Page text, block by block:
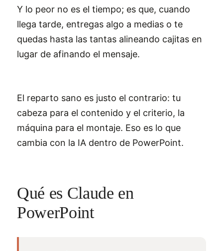
Y lo peor no es el tiempo; es que, cuando
llega tarde, entregas algo a medias o te
quedas hasta las tantas alineando cajitas en
lugar de afinando el mensaje.
El reparto sano es justo el contrario: tu
cabeza para el contenido y el criterio, la
máquina para el montaje. Eso es lo que
cambia con la IA dentro de PowerPoint.
Qué es Claude en
PowerPoint